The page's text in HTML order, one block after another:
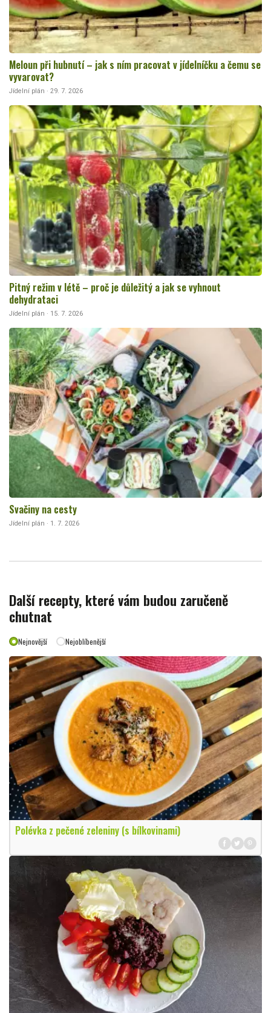
Meloun při hubnutí – jak s ním pracovat v jídelníčku a čemu se
vyvarovat?
Jídelní plán · 29. 7. 2026
Pitný režim v létě – proč je důležitý a jak se vyhnout
dehydrataci
Jídelní plán · 15. 7. 2026
Svačiny na cesty
Jídelní plán · 1. 7. 2026
Další recepty, které vám budou zaručeně
chutnat
Nejnovější Nejoblíbenější
Polévka z pečené zeleniny (s bílkovinami)